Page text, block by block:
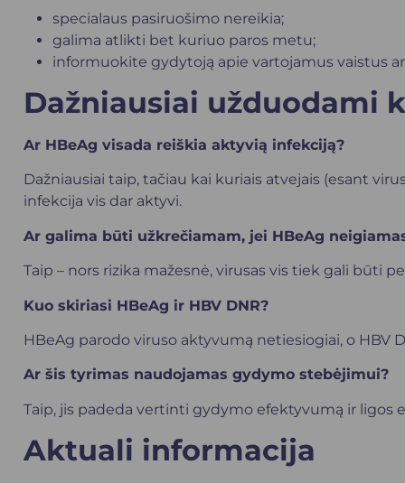
specialaus pasiruošimo nereikia;
galima atlikti bet kuriuo paros metu;
informuokite gydytoją apie vartojamus vaistus
Dažniausiai užduodami
Ar HBeAg visada reiškia aktyvią infekciją?
Dažniausiai taip, tačiau kai kuriais atvejais (esant
infekcija vis dar aktyvi.
Ar galima būti užkrečiamam, jei HBeAg
Taip – nors rizika mažesnė, virusas vis tiek gali būti
Kuo skiriasi HBeAg ir HBV DNR?
HBeAg parodo viruso aktyvumą netiesiogiai, o HBV
Ar šis tyrimas naudojamas gydymo stebėjimui?
Taip, jis padeda vertinti gydymo efektyvumą ir ligos
Aktuali informacija